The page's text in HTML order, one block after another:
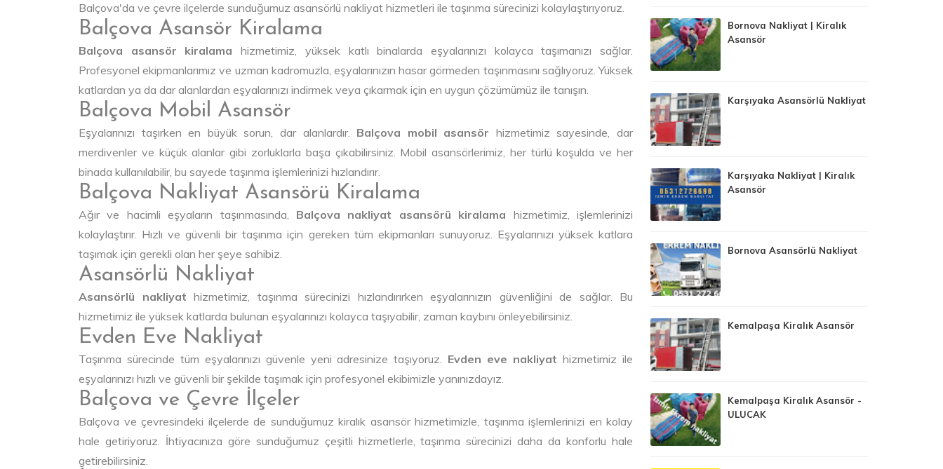
Balçova'da ve çevre ilçelerde sunduğumuz asansörlü nakliyat hizmetleri ile taşınma sürecinizi kolaylaştırıyoruz.
Balçova Asansör Kiralama
Balçova asansör kiralama hizmetimiz, yüksek katlı binalarda eşyalarınızı kolayca taşımanızı sağlar.
Profesyonel ekipmanlarımız ve uzman kadromuzla, eşyalarınızın hasar görmeden taşınmasını sağlıyoruz. Yüksek
katlardan ya da dar alanlardan eşyalarınızı indirmek veya çıkarmak için en uygun çözümümüz ile tanışın.
Balçova Mobil Asansör
Eşyalarınızı taşırken en büyük sorun, dar alanlardır. Balçova mobil asansör hizmetimiz sayesinde, dar
merdivenler ve küçük alanlar gibi zorluklarla başa çıkabilirsiniz. Mobil asansörlerimiz, her türlü koşulda ve her
binada kullanılabilir, bu sayede taşınma işlemlerinizi hızlandırır.
Balçova Nakliyat Asansörü Kiralama
Ağır ve hacimli eşyaların taşınmasında, Balçova nakliyat asansörü kiralama hizmetimiz, işlemlerinizi
kolaylaştırır. Hızlı ve güvenli bir taşınma için gereken tüm ekipmanları sunuyoruz. Eşyalarınızı yüksek katlara
taşımak için gerekli olan her şeye sahibiz.
Asansörlü Nakliyat
Asansörlü nakliyat hizmetimiz, taşınma sürecinizi hızlandırırken eşyalarınızın güvenliğini de sağlar. Bu
hizmetimiz ile yüksek katlarda bulunan eşyalarınızı kolayca taşıyabilir, zaman kaybını önleyebilirsiniz.
Evden Eve Nakliyat
Taşınma sürecinde tüm eşyalarınızı güvenle yeni adresinize taşıyoruz. Evden eve nakliyat hizmetimiz ile
eşyalarınızı hızlı ve güvenli bir şekilde taşımak için profesyonel ekibimizle yanınızdayız.
Balçova ve Çevre İlçeler
Balçova ve çevresindeki ilçelerde de sunduğumuz kiralık asansör hizmetimizle, taşınma işlemlerinizi en kolay
hale getiriyoruz. İhtiyacınıza göre sunduğumuz çeşitli hizmetlerle, taşınma sürecinizi daha da konforlu hale
getirebilirsiniz.
Bornova Nakliyat | Kiralık
Asansör
Karşıyaka Asansörlü Nakliyat
Karşıyaka Nakliyat | Kiralık
Asansör
Bornova Asansörlü Nakliyat
Kemalpaşa Kiralık Asansör
Kemalpaşa Kiralık Asansör -
ULUCAK